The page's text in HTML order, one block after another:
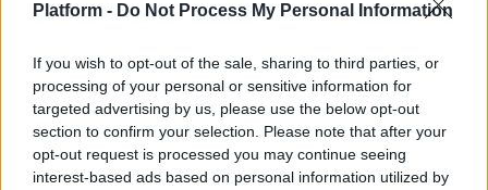
Platform - Do Not Process My Personal Information
If you wish to opt-out of the sale, sharing to third parties, or
processing of your personal or sensitive information for
targeted advertising by us, please use the below opt-out
section to confirm your selection. Please note that after your
opt-out request is processed you may continue seeing
interest-based ads based on personal information utilized by
facebook messenger
twitter
whatsapp
email
Ακολούθησε το platform.gr στο Google News και μάθε